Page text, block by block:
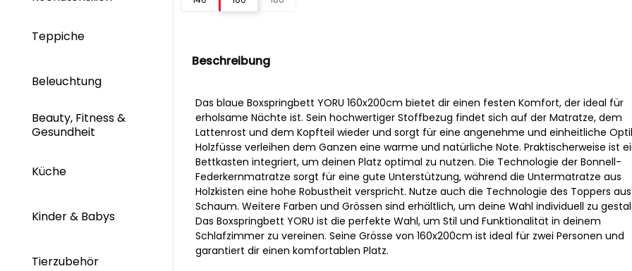
Teppiche
Beleuchtung
Beauty, Fitness &
Gesundheit
Küche
Kinder & Babys
Tierzubehör
Beschreibung
Das blaue Boxspringbett YORU 160x200cm bietet dir einen festen Komfort, der ideal für
erholsame Nächte ist. Sein hochwertiger Stoffbezug findet sich auf der Matratze, dem
Lattenrost und dem Kopfteil wieder und sorgt für eine angenehme und einheitliche
Holzfüsse verleihen dem Ganzen eine warme und natürliche Note. Praktischerweise ist
Bettkasten integriert, um deinen Platz optimal zu nutzen. Die Technologie der Bonnell-
Federkernmatratze sorgt für eine gute Unterstützung, während die Untermatratze aus
Holzkisten eine hohe Robustheit verspricht. Nutze auch die Technologie des Toppers aus
Schaum. Weitere Farben und Grössen sind erhältlich, um deine Wahl individuell zu
Das Boxspringbett YORU ist die perfekte Wahl, um Stil und Funktionalität in deinem
Schlafzimmer zu vereinen. Seine Grösse von 160x200cm ist ideal für zwei Personen und
garantiert dir einen komfortablen Platz.